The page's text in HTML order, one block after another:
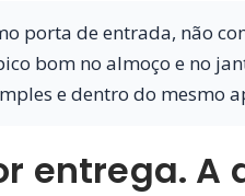
porta de entrada, não
bom no almoço e no
e dentro do mesmo
entrega. A